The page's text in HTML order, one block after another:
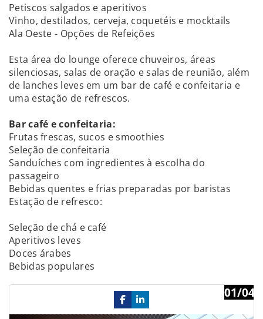
Petiscos salgados e aperitivos
Vinho, destilados, cerveja, coquetéis e mocktails
Ala Oeste - Opções de Refeições
Esta área do lounge oferece chuveiros, áreas
silenciosas, salas de oração e salas de reunião, além
de lanches leves em um bar de café e confeitaria e
uma estação de refrescos.
Bar café e confeitaria:
Frutas frescas, sucos e smoothies
Seleção de confeitaria
Sanduíches com ingredientes à escolha do
passageiro
Bebidas quentes e frias preparadas por baristas
Estação de refresco:
Seleção de chá e café
Aperitivos leves
Doces árabes
Bebidas populares
01/04
Previous